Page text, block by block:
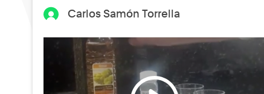
Carlos Samón Torrella